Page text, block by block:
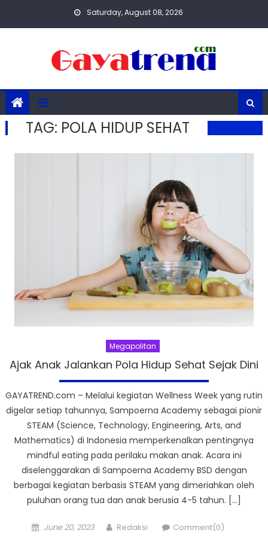
Saturday, August 08, 2026
TAG: POLA HIDUP SEHAT
Megapolitan
Ajak Anak Jalankan Pola Hidup Sehat Sejak Dini
GAYATREND.com – Melalui kegiatan Wellness Week yang rutin
digelar setiap tahunnya, Sampoerna Academy sebagai pionir
STEAM (Science, Technology, Engineering, Arts, and
Mathematics) di Indonesia memperkenalkan pentingnya
mindful eating pada perilaku makan anak. Acara ini
diselenggarakan di Sampoerna Academy BSD dengan
berbagai kegiatan berbasis STEAM yang dimeriahkan oleh
puluhan orang tua dan anak berusia 4-5 tahun. […]
Posted
June 20, 2023 Author
Redaksi Comment(0)